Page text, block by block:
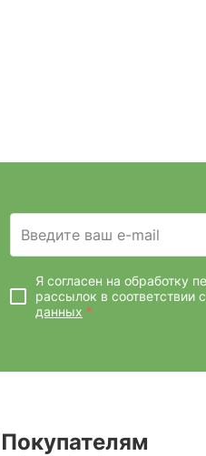
Введите ваш e-mail
Я согласен на обработку
рассылок в соответствии с
данных *
Покупателям